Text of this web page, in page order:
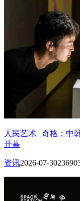
人民艺术 | 奇格：中
开幕
资讯2026-07-30